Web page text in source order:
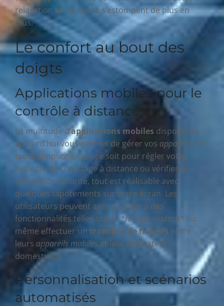
relaxation et les loisirs s’estompent de plus en
plus.
Le confort au bout des
doigts
Applications mobiles pour le
contrôle à distance
La multitude d’applications mobiles disponibles
aujourd’hui vous permet de gérer vos appareils en
toute simplicité. Que ce soit pour régler votre
système de chauffage à distance ou vérifier une
caméra de sécurité, tout est réalisable avec
quelques tapotements sur votre écran. Les
utilisateurs peuvent ainsi accéder à des
fonctionnalités telles que le*remote desktop* ou
même effectuer un transfert de fichiers entre
leurs appareils mobiles et leur ordinateur
domestique.
Personnalisation et scénarios
automatisés